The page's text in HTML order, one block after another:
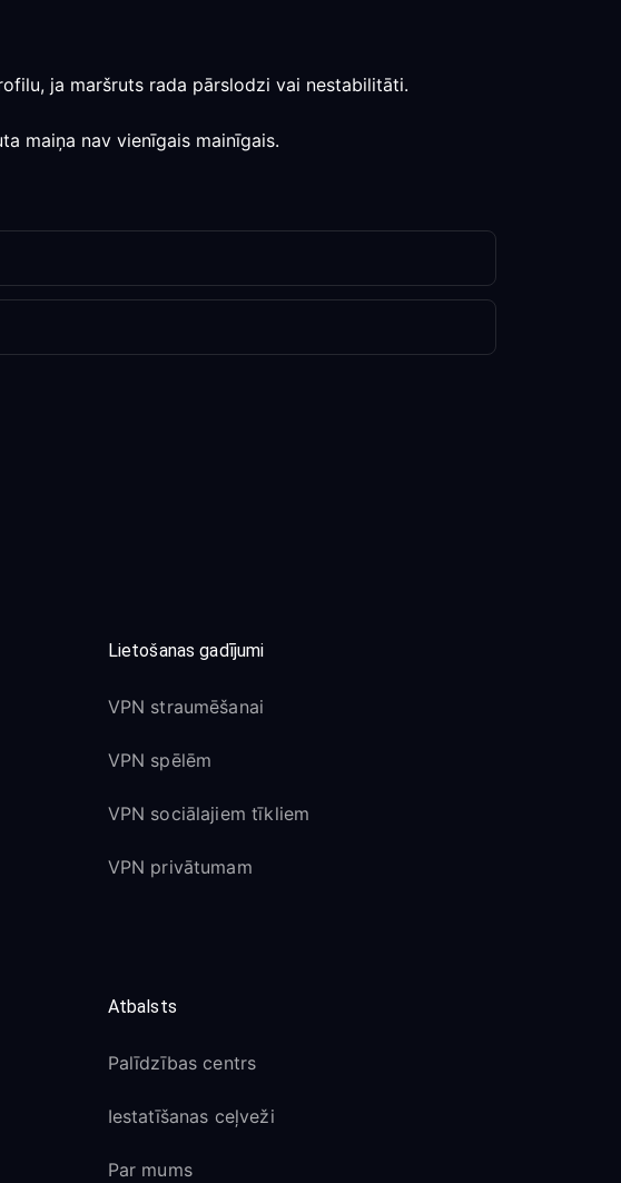
ja maršruts rada pārslodzi vai nestabilitāti.
maiņa nav vienīgais mainīgais.
Lietošanas gadījumi
VPN straumēšanai
VPN spēlēm
VPN sociālajiem tīkliem
VPN privātumam
Atbalsts
Palīdzības centrs
Iestatīšanas ceļveži
Par mums